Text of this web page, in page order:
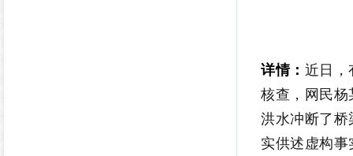
详情： 近日，
核查，网民
洪水冲断了
实供述虚构